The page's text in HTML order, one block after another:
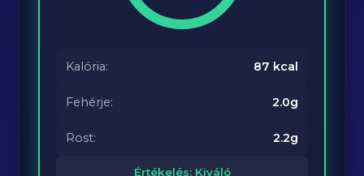
Kalória: 87 kcal
Fehérje: 2.0g
Rost: 2.2g
Értékelés: Kiváló